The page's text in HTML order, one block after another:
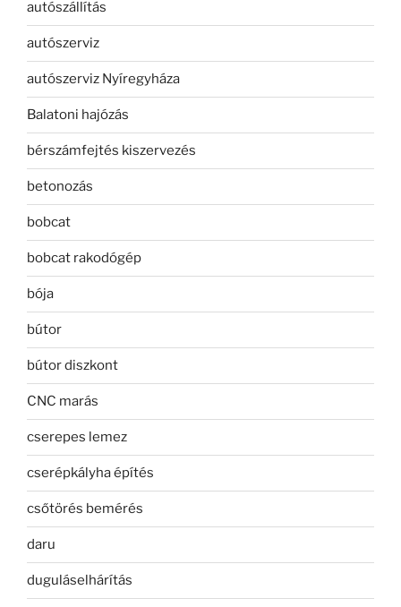
autószállítás
autószerviz
autószerviz Nyíregyháza
Balatoni hajózás
bérszámfejtés kiszervezés
betonozás
bobcat
bobcat rakodógép
bója
bútor
bútor diszkont
CNC marás
cserepes lemez
cserépkályha építés
csőtörés bemérés
daru
duguláselhárítás